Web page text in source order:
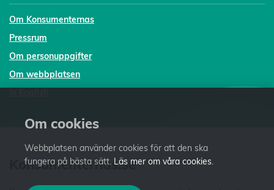
Om Konsumenternas
Pressrum
Om personuppgifter
Om webbplatsen
Konsumenternas.se
Om cookies
Webbplatsen använder cookies för att den ska
fungera på bästa sätt. Läs mer om våra cookies.